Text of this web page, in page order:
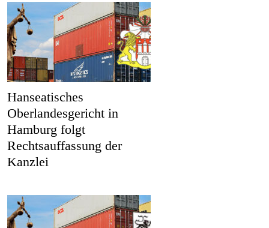
Hanseatisches
Oberlandesgericht in
Hamburg folgt
Rechtsauffassung der
Kanzlei